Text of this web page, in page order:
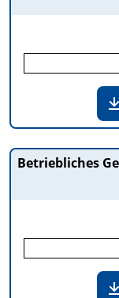
Betriebliches